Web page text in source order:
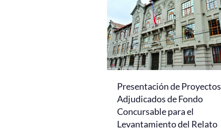
Presentación de Proyectos
Adjudicados de Fondo
Concursable para el
Levantamiento del Relato